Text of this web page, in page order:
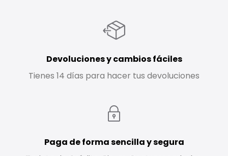
Devoluciones y cambios fáciles
Tienes 14 días para hacer tus devoluciones
Paga de forma sencilla y segura